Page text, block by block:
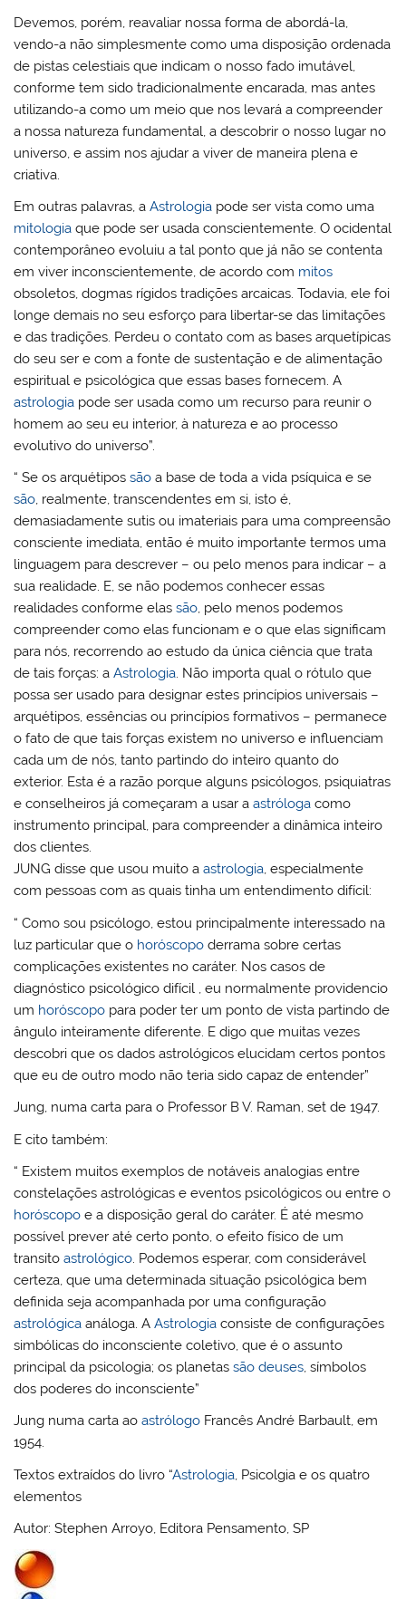
Devemos, porém, reavaliar nossa forma de abordá-la,
vendo-a não simplesmente como uma disposição ordenada
de pistas celestiais que indicam o nosso fado imutável,
conforme tem sido tradicionalmente encarada, mas antes
utilizando-a como um meio que nos levará a compreender
a nossa natureza fundamental, a descobrir o nosso lugar no
universo, e assim nos ajudar a viver de maneira plena e
criativa.
Em outras palavras, aAstrologia pode ser vista como uma
mitologia que pode ser usada conscientemente. O ocidental
contemporâneo evoluiu a tal ponto que já não se contenta
em viver inconscientemente, de acordo com mitos
obsoletos, dogmas rígidos tradições arcaicas. Todavia, ele foi
longe demais no seu esforço para libertar-se das limitações
e das tradições. Perdeu o contato com as bases arquetípicas
do seu ser e com a fonte de sustentação e de alimentação
espiritual e psicológica que essas bases fornecem. A
astrologia pode ser usada como um recurso para reunir o
homem ao seu eu interior, à natureza e ao processo
evolutivo do universo”.
“ Se os arquétipossão a base de toda a vida psíquica e se
são, realmente, transcendentes em si, isto é,
demasiadamente sutis ou imateriais para uma compreensão
consciente imediata, então é muito importante termos uma
linguagem para descrever – ou pelo menos para indicar – a
sua realidade. E, se não podemos conhecer essas
realidades conforme elassão, pelo menos podemos
compreender como elas funcionam e o que elas significam
para nós, recorrendo ao estudo da única ciência que trata
de tais forças: aAstrologia. Não importa qual o rótulo que
possa ser usado para designar estes princípios universais –
arquétipos, essências ou princípios formativos – permanece
o fato de que tais forças existem no universo e influenciam
cada um de nós, tanto partindo do inteiro quanto do
exterior. Esta é a razão porque alguns psicólogos, psiquiatras
e conselheiros já começaram a usar aastróloga como
instrumento principal, para compreender a dinâmica inteiro
dos clientes.
JUNG disse que usou muito aastrologia, especialmente
com pessoas com as quais tinha um entendimento difícil:
“ Como sou psicólogo, estou principalmente interessado na
luz particular que o horóscopo derrama sobre certas
complicações existentes no caráter. Nos casos de
diagnóstico psicológico difícil , eu normalmente providencio
um horóscopo para poder ter um ponto de vista partindo de
ângulo inteiramente diferente. E digo que muitas vezes
descobri que os dados astrológicos elucidam certos pontos
que eu de outro modo não teria sido capaz de entender”
Jung, numa carta para o Professor B V. Raman, set de 1947.
E cito também:
“ Existem muitos exemplos de notáveis analogias entre
constelações astrológicas e eventos psicológicos ou entre o
horóscopo e a disposição geral do caráter. É até mesmo
possível prever até certo ponto, o efeito físico de um
transitoastrológico. Podemos esperar, com considerável
certeza, que uma determinada situação psicológica bem
definida seja acompanhada por uma configuração
astrológica análoga. AAstrologia consiste de configurações
simbólicas do inconsciente coletivo, que é o assunto
principal da psicologia; os planetassão deuses, símbolos
dos poderes do inconsciente”
Jung numa carta aoastrólogo Francês André Barbault, em
1954.
Textos extraídos do livro “Astrologia, Psicolgia e os quatro
elementos
Autor: Stephen Arroyo, Editora Pensamento, SP